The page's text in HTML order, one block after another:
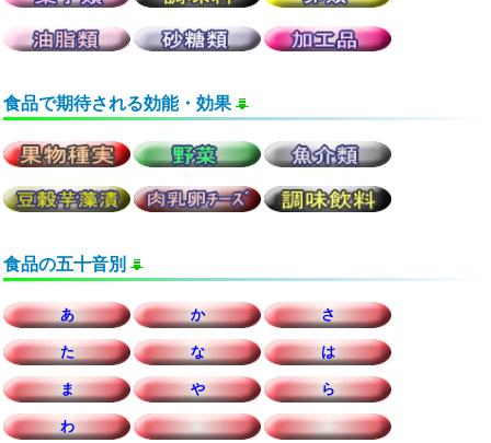
食品で期待される効能・効果
食品の五十音別
あ か さ
た な は
ま や ら
わ